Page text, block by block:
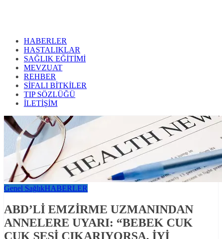
HABERLER
HASTALIKLAR
SAĞLIK EĞİTİMİ
MEVZUAT
REHBER
SİFALI BİTKİLER
TIP SÖZLÜĞÜ
İLETİŞİM
Genel SağlıkHABERLER
ABD’Lİ EMZİRME UZMANINDAN
ANNELERE UYARI: “BEBEK CUK
CUK SESİ ÇIKARIYORSA, İYİ